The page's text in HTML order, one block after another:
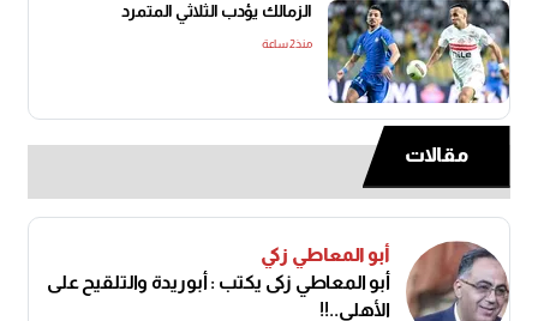
الزمالك يؤدب الثلاثي المتمرد
منذ2 ساعة
مقالات
أبو المعاطي زكي
أبو المعاطي زكى يكتب : أبوريدة والتلقيح على
الأهلى..!!